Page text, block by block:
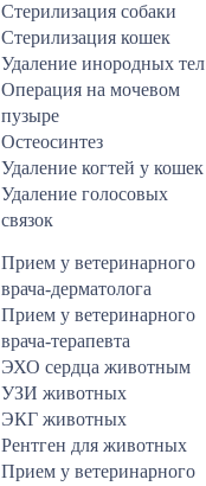
Стерилизация собаки
Стерилизация кошек
Удаление инородных тел
Операция на мочевом
пузыре
Остеосинтез
Удаление когтей у кошек
Удаление голосовых
связок
Прием у ветеринарного
врача-дерматолога
Прием у ветеринарного
врача-терапевта
ЭХО сердца животным
УЗИ животных
ЭКГ животных
Рентген для животных
Прием у ветеринарного